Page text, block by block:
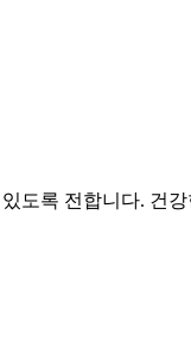
도록 전합니다. 건